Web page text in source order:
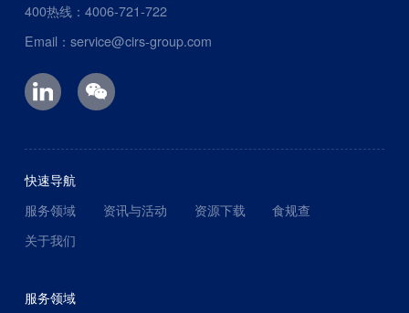
400热线：4006-721-722
Email：service@cirs-group.com
快速导航
服务领域
资讯与活动 资源下载
食规查
关于我们
服务领域